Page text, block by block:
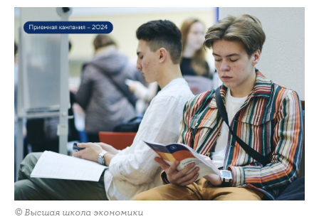
© Высшая школа экономики